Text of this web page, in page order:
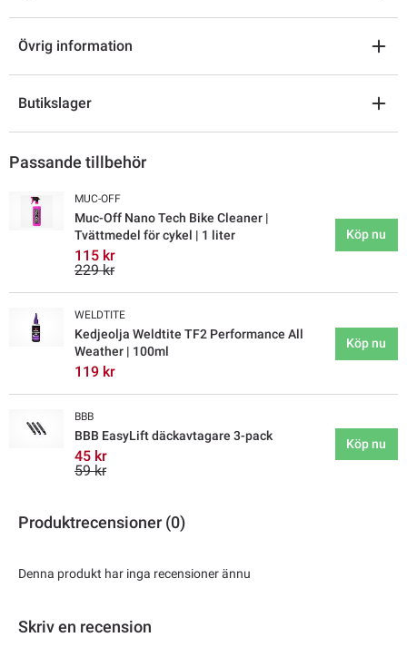
Övrig information
Butikslager
Passande tillbehör
MUC-OFF
Muc-Off Nano Tech Bike Cleaner |
Tvättmedel för cykel | 1 liter
115 kr
229 kr
Köp nu
WELDTITE
Kedjeolja Weldtite TF2 Performance All
Weather | 100ml
119 kr
Köp nu
BBB
BBB EasyLift däckavtagare 3-pack
45 kr
59 kr
Köp nu
Produktrecensioner (0)
Denna produkt har inga recensioner ännu
Skriv en recension